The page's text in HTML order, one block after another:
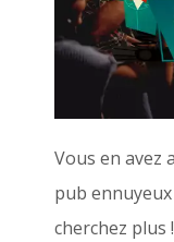
Vous en avez
pub
cherchez plus